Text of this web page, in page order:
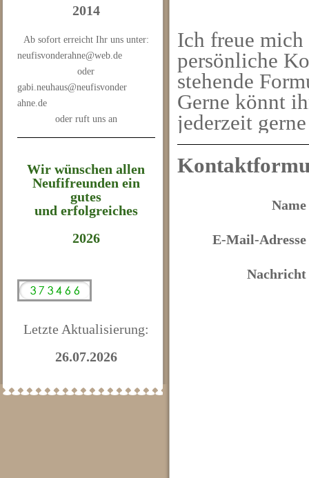
2014
Ab sofort erreicht Ihr uns unter:
neufisvonderahne@web.de
oder
gabi.neuhaus@neufisvonder
ahne.de
oder ruft uns an
Wir wünschen allen
Neufifreunden ein
gutes
und erfolgreiches
2026
Letzte Aktualisierung:
26.07.2026
Ich freue
persönliche
stehende
Gerne könnt
jederzeit
Name
E-Mail-Adresse
Nachricht